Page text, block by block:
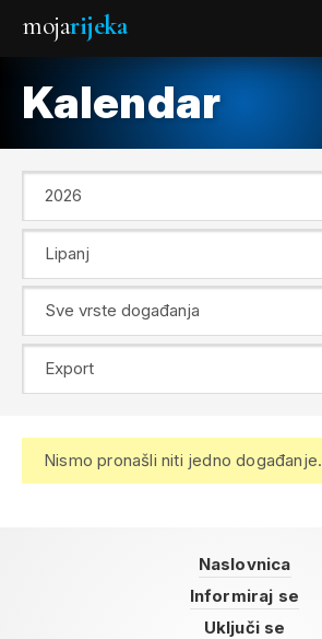
mojarijeka
Kalendar
Nismo pronašli niti jedno događanje.
Naslovnica
Informiraj se
Uključi se